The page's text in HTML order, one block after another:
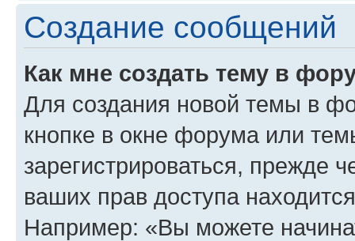
Создание сообщений
Как мне создать тему в
Для создания новой темы в
кнопке в окне форума или
зарегистрироваться, прежде
ваших прав доступа
Например: «Вы можете